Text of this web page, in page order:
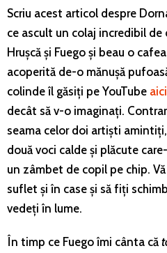
Scriu acest articol despre
ce ascult un colaj incredibil
Hrușcă și Fuego și beau o
acoperită de-o mănușă
colinde îl găsiți pe YouTube aici
decât să v-o imaginați.
seama celor doi artiști
două voci calde și plăcute
un zâmbet de copil pe chip.
suflet și în case și să fiți
vedeți în lume.
În timp ce Fuego îmi cânta că